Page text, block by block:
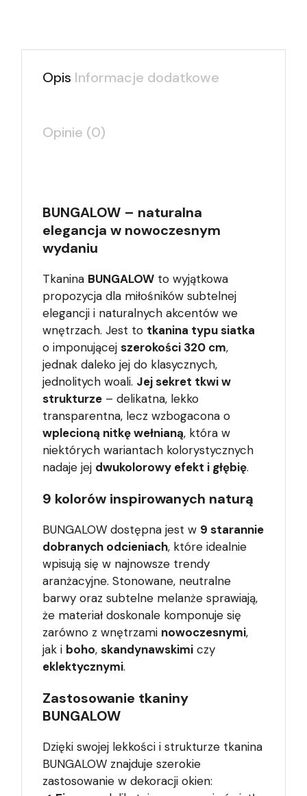
Opis Informacje dodatkowe
Opinie (0)
BUNGALOW – naturalna
elegancja w nowoczesnym
wydaniu
Tkanina BUNGALOW to wyjątkowa
propozycja dla miłośników subtelnej
elegancji i naturalnych akcentów we
wnętrzach. Jest to tkanina typu siatka
o imponującej szerokości 320 cm,
jednak daleko jej do klasycznych,
jednolitych woali. Jej sekret tkwi w
strukturze – delikatna, lekko
transparentna, lecz wzbogacona o
wplecioną nitkę wełnianą, która w
niektórych wariantach kolorystycznych
nadaje jej dwukolorowy efekt i głębię.
9 kolorów inspirowanych naturą
BUNGALOW dostępna jest w 9 starannie
dobranych odcieniach, które idealnie
wpisują się w najnowsze trendy
aranżacyjne. Stonowane, neutralne
barwy oraz subtelne melanże sprawiają,
że materiał doskonale komponuje się
zarówno z wnętrzami nowoczesnymi,
jak i boho, skandynawskimi czy
eklektycznymi.
Zastosowanie tkaniny
BUNGALOW
Dzięki swojej lekkości i strukturze tkanina
BUNGALOW znajduje szerokie
zastosowanie w dekoracji okien: